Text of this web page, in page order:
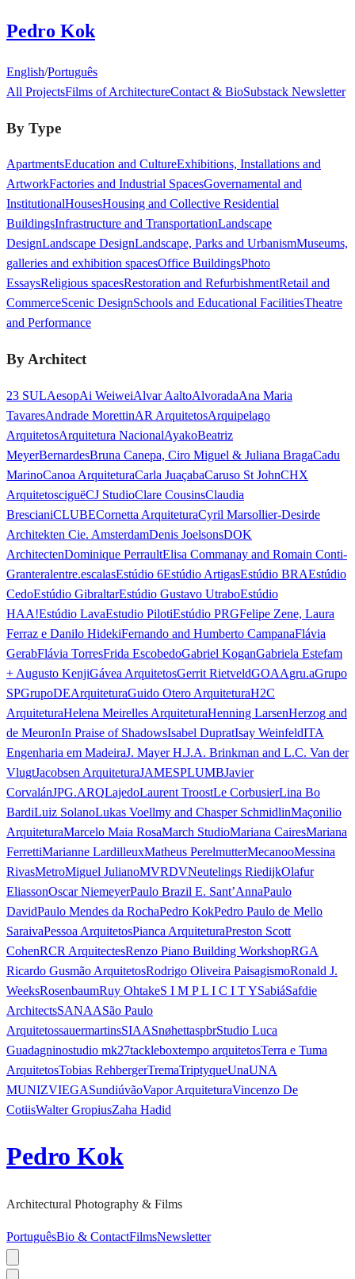
Pedro Kok
English/Português
All ProjectsFilms of ArchitectureContact & BioSubstack Newsletter
By Type
ApartmentsEducation and CultureExhibitions, Installations and
ArtworkFactories and Industrial SpacesGovernamental and
InstitutionalHousesHousing and Collective Residential
BuildingsInfrastructure and TransportationLandscape
DesignLandscape DesignLandscape, Parks and UrbanismMuseums,
galleries and exhibition spacesOffice BuildingsPhoto
EssaysReligious spacesRestoration and RefurbishmentRetail and
CommerceScenic DesignSchools and Educational FacilitiesTheatre
and Performance
By Architect
23 SULAesopAi WeiweiAlvar AaltoAlvoradaAna Maria
TavaresAndrade MorettinAR ArquitetosArquipelago
ArquitetosArquitetura NacionalAyakoBeatriz
MeyerBernardesBruna Canepa, Ciro Miguel & Juliana BragaCadu
MarinoCanoa ArquiteturaCarla JuaçabaCaruso St JohnCHX
ArquitetosciguëCJ StudioClare CousinsClaudia
BrescianiCLUBECornetta ArquiteturaCyril Marsollier-Desirde
Architekten Cie. AmsterdamDenis JoelsonsDOK
ArchitectenDominique PerraultElisa Commanay and Romain Conti-
Granteralentre.escalasEstúdio 6Estúdio ArtigasEstúdio BRAEstúdio
CedoEstúdio GibraltarEstúdio Gustavo UtraboEstúdio
HAA!Estúdio LavaEstudio PilotiEstúdio PRGFelipe Zene, Laura
Ferraz e Danilo HidekiFernando and Humberto CampanaFlávia
GerabFlávia TorresFrida EscobedoGabriel KoganGabriela Estefam
+ Augusto KenjiGávea ArquitetosGerrit RietveldGOAAgru.aGrupo
SPGrupoDEArquiteturaGuido Otero ArquiteturaH2C
ArquiteturaHelena Meirelles ArquiteturaHenning LarsenHerzog and
de MeuronIn Praise of ShadowsIsabel DupratIsay WeinfeldITA
Engenharia em MadeiraJ. Mayer H.J.A. Brinkman and L.C. Van der
VlugtJacobsen ArquiteturaJAMESPLUMBJavier
CorvalánJPG.ARQLajedoLaurent TroostLe CorbusierLina Bo
BardiLuiz SolanoLukas Voellmy and Chasper SchmidlinMaçonilio
ArquiteturaMarcelo Maia RosaMarch StudioMariana CairesMariana
FerrettiMarianne LardilleuxMatheus PerelmutterMecanooMessina
RivasMetroMiguel JulianoMVRDVNeutelings RiedijkOlafur
EliassonOscar NiemeyerPaulo Brazil E. Sant’AnnaPaulo
DavidPaulo Mendes da RochaPedro KokPedro Paulo de Mello
SaraivaPessoa ArquitetosPianca ArquiteturaPreston Scott
CohenRCR ArquitectesRenzo Piano Building WorkshopRGA
Ricardo Gusmão ArquitetosRodrigo Oliveira PaisagismoRonald J.
WeeksRosenbaumRuy OhtakeS I M P L I C I T YSabiáSafdie
ArchitectsSANAASão Paulo
ArquitetossauermartinsSIAASnøhettaspbrStudio Luca
Guadagninostudio mk27tackleboxtempo arquitetosTerra e Tuma
ArquitetosTobias RehbergerTremaTriptyqueUnaUNA
MUNIZVIEGASundiúvãoVapor ArquiteturaVincenzo De
CotiisWalter GropiusZaha Hadid
Pedro Kok
Architectural Photography & Films
PortuguêsBio & ContactFilmsNewsletter